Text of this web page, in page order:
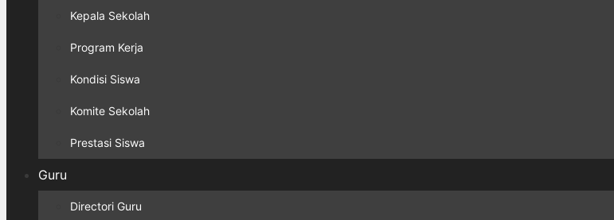
Kepala Sekolah
Program Kerja
Kondisi Siswa
Komite Sekolah
Prestasi Siswa
Guru
Directori Guru